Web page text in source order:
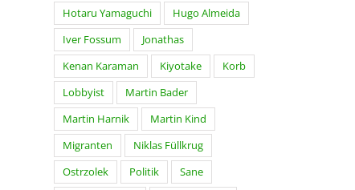
Hotaru Yamaguchi
Hugo Almeida
Iver Fossum
Jonathas
Kenan Karaman
Kiyotake
Korb
Lobbyist
Martin Bader
Martin Harnik
Martin Kind
Migranten
Niklas Füllkrug
Ostrzolek
Politik
Sane